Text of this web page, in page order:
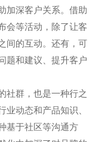
加深客户关系。借助
会等活动，除了让客
间的互动。还有，可
题和建议、提升客户
社群，也是一种行之
动态和产品知识、
基于社区等沟通方